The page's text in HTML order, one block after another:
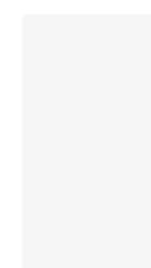
院を受診しまし
（監修：いぬの
※写真は「いぬ
※記事と写真に